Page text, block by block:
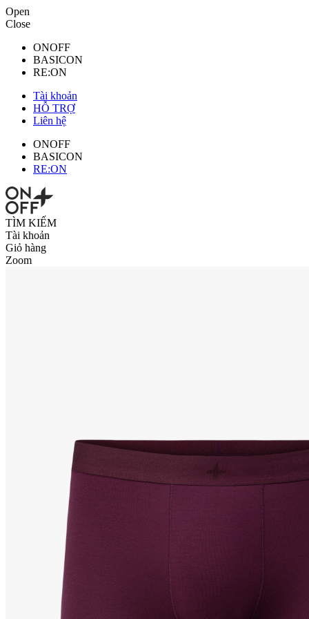
Open
Close
ONOFF
BASICON
RE:ON
Tài khoản
HỖ TRỢ
Liên hệ
ONOFF
BASICON
RE:ON
TÌM KIẾM
Tài khoản
Giỏ hàng
Zoom